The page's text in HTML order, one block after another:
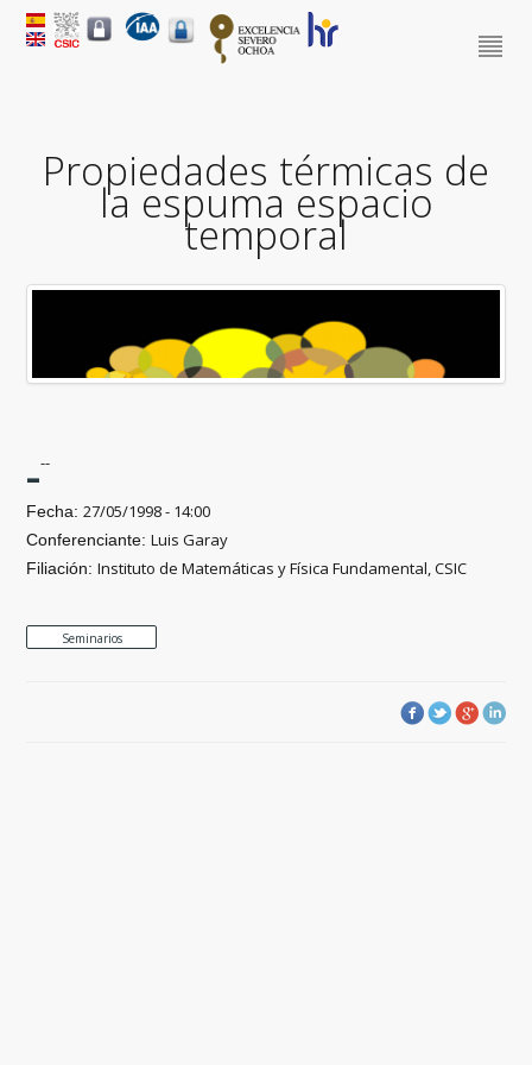
Propiedades térmicas de
la espuma espacio
temporal
---
Fecha:27/05/1998 - 14:00
Conferenciante:Luis Garay
Filiación:Instituto de Matemáticas y Física Fundamental, CSIC
Seminarios